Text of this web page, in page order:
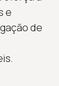
e
de